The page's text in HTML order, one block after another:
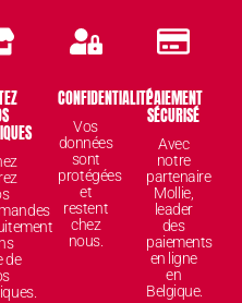
de
CONFIDENTIALITÉ
Vos
données
sont
protégées
et
restent
chez
nous.
PAIEMENT
SÉCURISÉ
Avec
notre
partenaire
Mollie,
leader
des
paiements
en ligne
en
Belgique.